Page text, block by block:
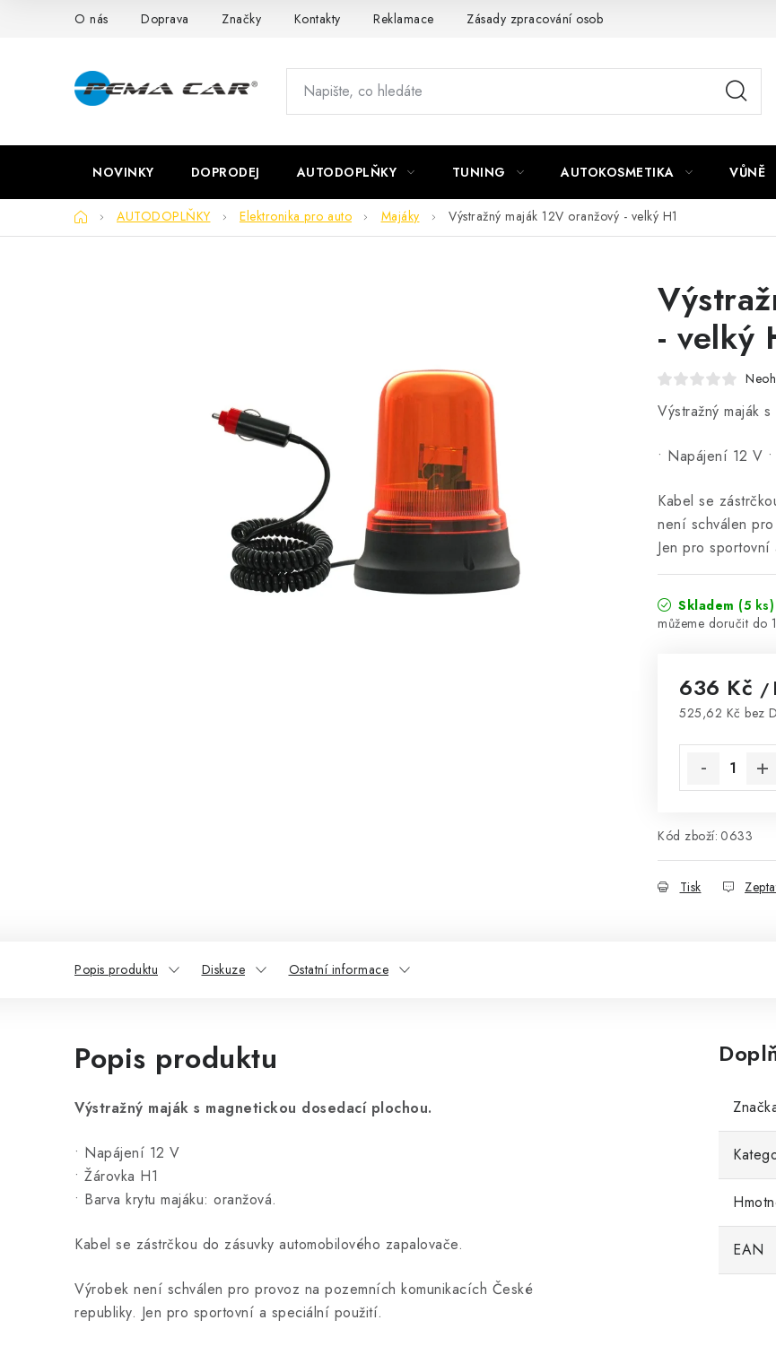
O nás Doprava Značky Kontakty Reklamace Zásady zpracování osobních údajů
NOVINKY DOPRODEJ AUTODOPLŇKY TUNING AUTOKOSMETIKA VŮNĚ
DomůAUTODOPLŇKY Elektronika pro auto Majáky Výstražný maják 12V oranžový - velký H1
- velký
Výstražný maják
• Napájení 12 V
Kabel se
není schválen
Jen pro
Skladem (5 ks)
636 Kč /
525,62 Kč bez
Kód zboží: 0633
Tisk
Popis produktu Diskuze Ostatní informace
Popis produktu
Výstražný maják s magnetickou dosedací plochou.
• Napájení 12 V
• Žárovka H1
• Barva krytu majáku: oranžová.
Kabel se zástrčkou do zásuvky automobilového zapalovače.
Výrobek není schválen pro provoz na pozemních komunikacích České
republiky. Jen pro sportovní a speciální použití.
EAN